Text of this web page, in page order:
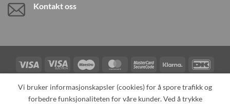
Kontakt oss
Visa
Visa
Electron
Maestro MasterCardMasterCard
2
Klarna
Card
TILBAKEKALLINGER KONTAKT OSS OM OSS
Vi bruker informasjonskapsler (cookies) for å spore trafikk og
forbedre funksjonaliteten for våre kunder. Ved å trykke